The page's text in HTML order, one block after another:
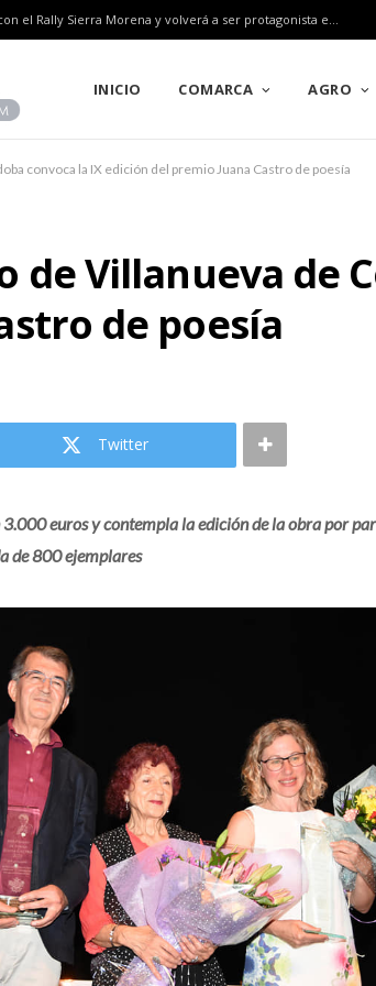
Pozoblanco ratifica su gran alianza con el Rally Sierra Morena y volverá a ser protagonista en el Campeonato de Europa en 2027
INICIO COMARCA AGRO
convoca la IX edición del premio Juana Castro de poesía
de Villanueva de
de poesía
Twitter
euros y contempla la edición de la obra por
de 800 ejemplares